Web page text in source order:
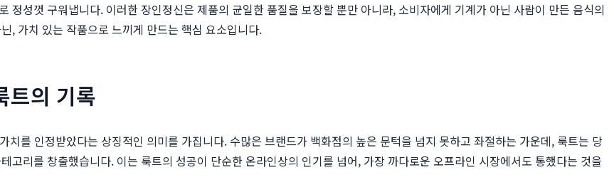
정성껏 구워냅니다. 이러한 장인정신은 제품의 균일한 품질을 보장할 뿐만 아니라, 소비자에게 기계가 아닌 사람이 만든 음식의
, 가치 있는 작품으로 느끼게 만드는 핵심 요소입니다.
트의 기록
를 인정받았다는 상징적인 의미를 가집니다. 수많은 브랜드가 백화점의 높은 문턱을 넘지 못하고 좌절하는 가운데, 룩트는 당
리를 창출했습니다. 이는 룩트의 성공이 단순한 온라인상의 인기를 넘어, 가장 까다로운 오프라인 시장에서도 통했다는 것을